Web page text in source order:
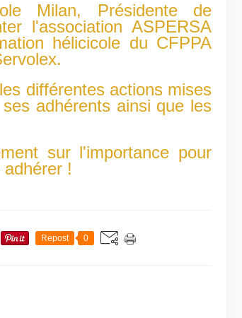
Milan, Présidente de
l'association ASPERSA
hélicicole du CFPPA
différentes actions mises
adhérents ainsi que les
sur l'importance pour
!
Repost 0